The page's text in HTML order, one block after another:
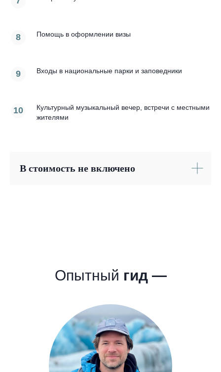
Помощь в оформлении визы
Входы в национальные парки и заповедники
Культурный музыкальный вечер, встречи с местными
жителями
В стоимость не включено
Опытный гид —